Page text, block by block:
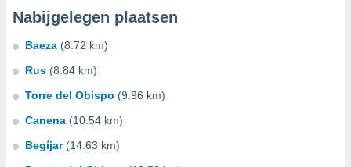
Nabijgelegen plaatsen
Baeza (8.72 km)
Rus (8.84 km)
Torre del Obispo (9.96 km)
Canena (10.54 km)
Begíjar (14.63 km)